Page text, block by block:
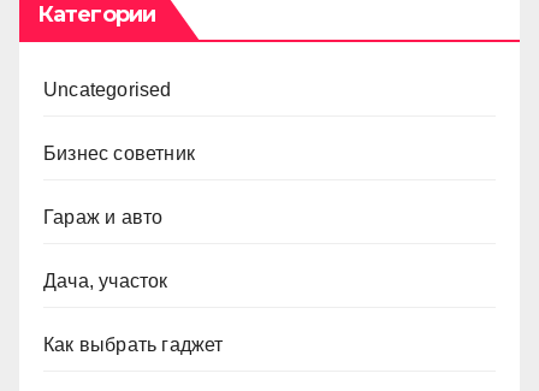
Категории
Uncategorised
Бизнес советник
Гараж и авто
Дача, участок
Как выбрать гаджет